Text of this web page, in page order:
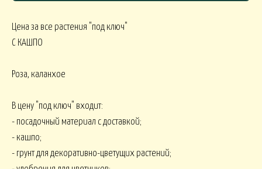
НГ настольные ДО 15000
В НАЛИЧИИ
В МАРТИННИЦЕ
Цена за все растения "под ключ"
С КАШПО
Роза, каланхое
В цену "под ключ" входит:
- посадочный материал с доставкой;
- кашпо;
- грунт для декоративно-цветущих растений;